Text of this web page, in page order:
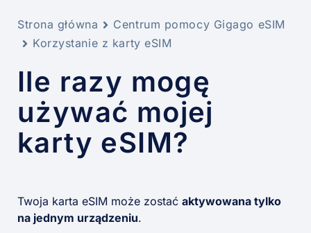
Strona główna
Centrum pomocy Gigago eSIM
Korzystanie z karty eSIM
Ile razy mogę
używać mojej
karty eSIM?
Twoja karta eSIM może zostać aktywowana tylko
na jednym urządzeniu.